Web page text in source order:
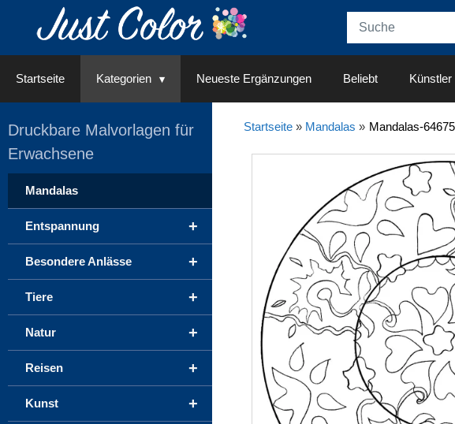
Startseite Kategorien Neueste Ergänzungen Beliebt Künstler
Startseite» Mandalas » Mandalas-
Druckbare Malvorlagen für
Erwachsene
Mandalas
+
Entspannung
+
Besondere Anlässe
+
Tiere
+
Natur
+
Reisen
+
Kunst